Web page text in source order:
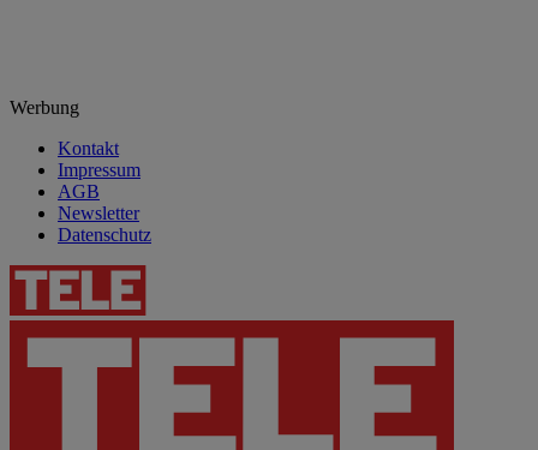
Werbung
Kontakt
Impressum
AGB
Newsletter
Datenschutz